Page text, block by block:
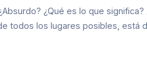
¿Qué es lo que
todos los lugares posibles, está